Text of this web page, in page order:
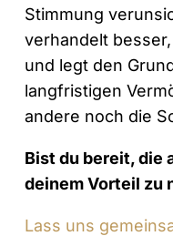
Stimmung
verhandelt
und legt den
langfristigen
andere noch die
Bist du bereit, die
deinem Vorteil zu
Lass uns